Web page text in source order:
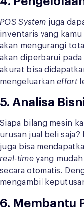
POS System juga
inventaris yang
akan mengurangi
akan diperbarui pada
akurat bisa
mengeluarkaneffort
5. Analisa
Siapa bilang mesin
urusan jual beli saja?
juga bisa
real-timeyang
secara otomatis.
mengambil
6. Membantu